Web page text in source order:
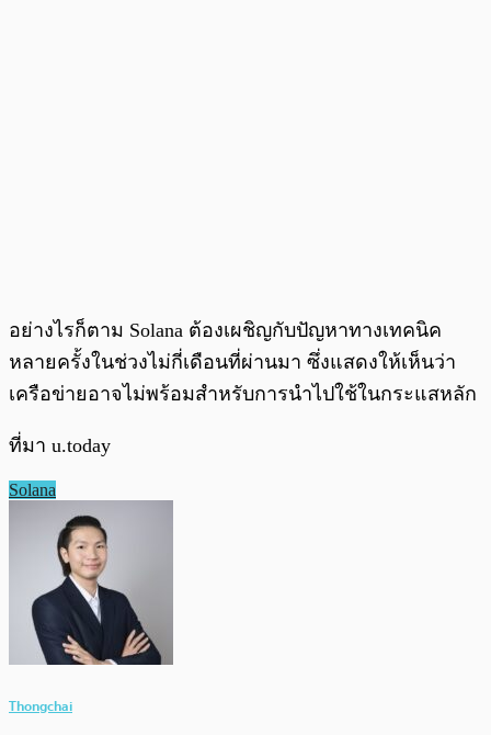
อย่างไรก็ตาม Solana ต้องเผชิญกับปัญหาทางเทคนิค
หลายครั้งในช่วงไม่กี่เดือนที่ผ่านมา ซึ่งแสดงให้เห็นว่า
เครือข่ายอาจไม่พร้อมสำหรับการนำไปใช้ในกระแสหลัก
ที่มา u.today
Solana
Thongchai